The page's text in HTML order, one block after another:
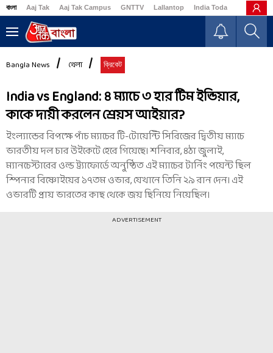
বাংলা Aaj Tak Aaj Tak Campus GNTTV Lallantop India Today Business
Bangla News খেলা ক্রিকেট
India vs England: ৪ ম্যাচে ৩ হার টিম ইন্ডিয়ার,
কাকে দায়ী করলেন শ্রেয়স আইয়ার?
ইংল্যান্ডের বিপক্ষে পাঁচ ম্যাচের টি-টোয়েন্টি সিরিজের দ্বিতীয় ম্যাচে
ভারতীয় দল চার উইকেটে হেরে গিয়েছে। শনিবার, ৪ঠা জুলাই,
ম্যানচেস্টারের ওল্ড ট্র্যাফোর্ডে অনুষ্ঠিত এই ম্যাচের টার্নিং পয়েন্ট ছিল
স্পিনার বিষ্ণোইয়ের ১৭তম ওভার, যেখানে তিনি ২৯ রান দেন। এই
ওভারটি প্রায় ভারতের কাছ থেকে জয় ছিনিয়ে নিয়েছিল।
ADVERTISEMENT